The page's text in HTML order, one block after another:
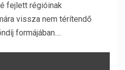
fejlett régióinak
vissza nem térítendő
formájában....